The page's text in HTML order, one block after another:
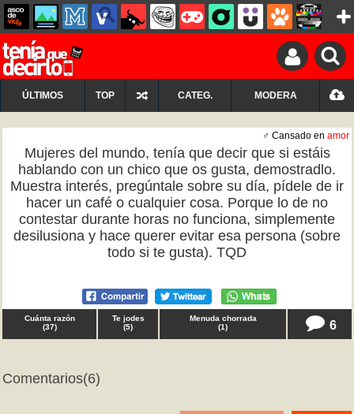
ÚLTIMOS TOP CATEG. MODERA
♂ Cansado en amor
Mujeres del mundo, tenía que decir que si estáis
hablando con un chico que os gusta, demostradlo.
Muestra interés, pregúntale sobre su día, pídele de ir
hacer un café o cualquier cosa. Porque lo de no
contestar durante horas no funciona, simplemente
desilusiona y hace querer evitar esa persona (sobre
todo si te gusta). TQD
Cuánta razón
(37)
Te jodes
(5)
Menuda chorrada
(1) 6
Comentarios(6)